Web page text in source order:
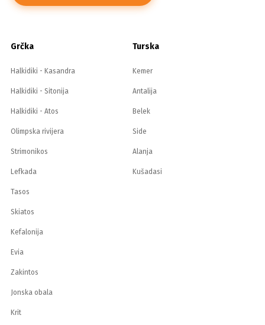
Grčka
Halkidiki - Kasandra
Halkidiki - Sitonija
Halkidiki - Atos
Olimpska rivijera
Strimonikos
Lefkada
Tasos
Skiatos
Kefalonija
Evia
Zakintos
Jonska obala
Krit
Turska
Kemer
Antalija
Belek
Side
Alanja
Kušadasi